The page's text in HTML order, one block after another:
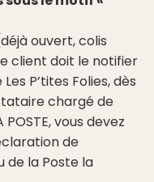
ouvert, colis
client doit le notifier
P’tites Folies, dès
chargé de
vous devez
de
de la Poste la